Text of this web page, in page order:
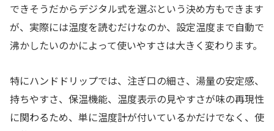
できそうだからデジタル式を選ぶという決め方もできます
が、実際には温度を読むだけなのか、設定温度まで自動で
沸かしたいのかによって使いやすさは大きく変わります。
特にハンドドリップでは、注ぎ口の細さ、湯量の安定感、
持ちやすさ、保温機能、温度表示の見やすさが味の再現性
に関わるため、単に温度計が付いているかだけでなく、使